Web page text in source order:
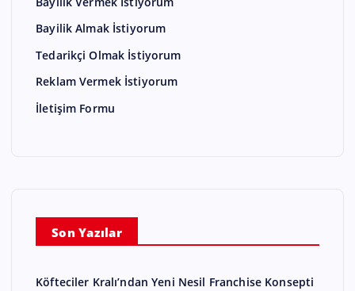
Bayilik Almak İstiyorum
Tedarikçi Olmak İstiyorum
Reklam Vermek İstiyorum
İletişim Formu
Son Yazılar
Köfteciler Kralı’ndan Yeni Nesil Franchise Konsepti